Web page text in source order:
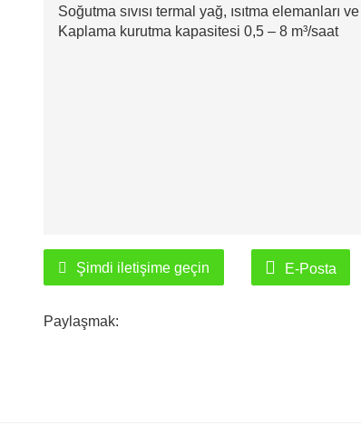
Soğutma sıvısı termal yağ, ısıtma elemanları
Kaplama kurutma kapasitesi 0,5 – 8 m³/saat
Şimdi iletişime geçin E-Posta
Paylaşmak: